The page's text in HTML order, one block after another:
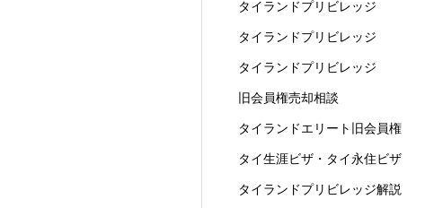
タイランドプリビレッジ
タイランドプリビレッジ
タイランドプリビレッジ
旧会員権売却相談
タイランドエリート旧会員権
タイ生涯ビザ・タイ永住ビザ
タイランドプリビレッジ解説